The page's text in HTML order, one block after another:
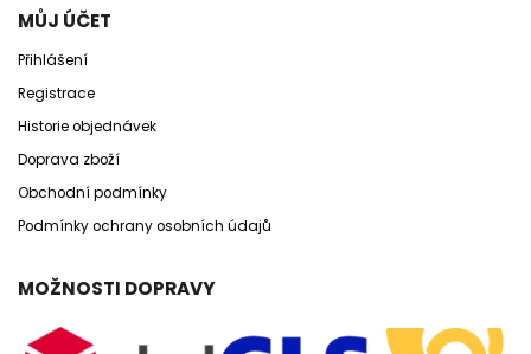
MŮJ ÚČET
Přihlášení
Registrace
Historie objednávek
Doprava zboží
Obchodní podmínky
Podmínky ochrany osobních údajů
MOŽNOSTI DOPRAVY